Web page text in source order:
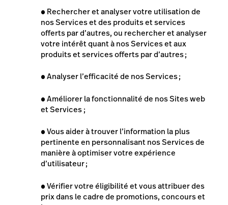
● Rechercher et analyser votre utilisation de
nos Services et des produits et services
offerts par d’autres, ou rechercher et analyser
votre intérêt quant à nos Services et aux
produits et services offerts par d’autres ;
●Analyser l’efficacité de nos Services ;
●Améliorer la fonctionnalité de nos Sites web
et Services ;
●Vous aider à trouver l’information la plus
pertinente en personnalisant nos Services de
manière à optimiser votre expérience
d’utilisateur ;
●Vérifier votre éligibilité et vous attribuer des
prix dans le cadre de promotions, concours et